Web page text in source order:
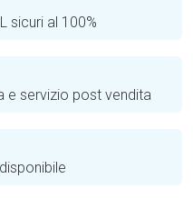
sicuri al 100%
e servizio post vendita